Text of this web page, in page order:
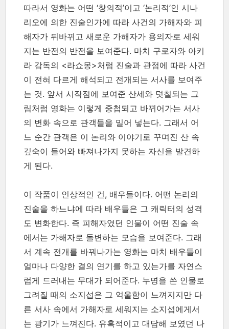
따라서 영화는 어떤 ‘창의적’이고 ‘논리적’인 시나
리오에 의한 진술인가에 따라 사건의 가해자와 피
해자가 뒤바뀌고 새로운 가해자가 용의자로 세워
지는 반전의 반전을 보여준다. 마치 구로자와 아키
라 감독의 <라쇼몽>처럼 진술과 관점에 따라 사건
이 전혀 다르게 해석되고 전개되는 서사를 보여주
는 것. 앞서 시작점에 보여준 산세와 덧칠되는 그
림처럼 영화는 이렇게 중첩되고 바뀌어가는 서사
의 변화 속으로 관객들을 밀어 넣는다. 그래서 어
느 순간 관객은 이 논리와 이야기로 꾸며진 산 속
깊숙이 들어와 빠져나가지 못하는 자신을 발견하
게 된다.
이 작품이 인상적인 건, 배우들이다. 어떤 논리의
진술을 하느냐에 따라 배우들은 그 캐릭터의 성격
도 변화한다. 즉 피해자였던 인물이 어떤 진술 속
에서는 가해자로 돌변하는 모습을 보여준다. 그래
서 계속 전개를 바꿔나가는 영화는 마치 배우들이
얼마나 다양한 결의 연기를 하고 있는가를 자연스
럽게 드러내는 무대가 되어준다. 누명을 쓴 인물로
그려질 때의 소지섭은 그 억울함이 느껴지지만 다
른 서사 속에서 가해자로 세워지는 소지섭에게서
는 광기가 느껴진다. 유혹적이고 대담해 보였던 나